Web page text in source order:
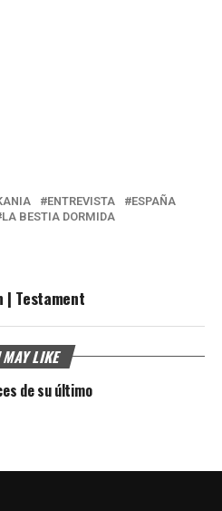
ENTREVISTA
ESPAÑA
LA BESTIA DORMIDA
| Testament
MAY LIKE
de su último